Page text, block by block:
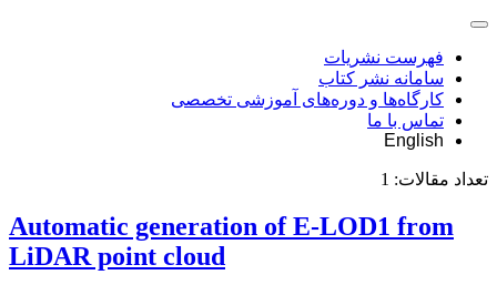
فهرست نشریات
سامانه نشر کتاب
کارگاه‌ها و دوره‌های آموزشی تخصصی
تماس با ما
English
تعداد مقالات: 1
Automatic generation of E-LOD1 from
LiDAR point cloud